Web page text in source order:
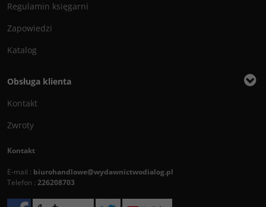
Regulamin księgarni
Zapowiedzi
Katalog
Obsługa klienta
Kontakt
Zwroty
Kontakt
E-mail : biurohandlowe@wydawnictwodialog.pl
Telefon : 226208703